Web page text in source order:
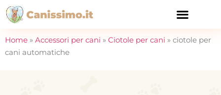
Home » Accessori per cani » Ciotole per cani » ciotole per
cani automatiche